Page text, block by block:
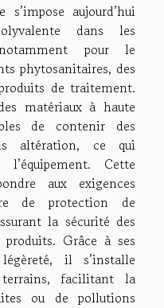
aujourd’hui
dans les
pour le
phytosanitaires, des
de traitement.
matériaux à haute
de contenir des
altération, ce qui
Cette
aux exigences
de protection de
la sécurité des
Grâce à ses
il s’installe
facilitant la
ou de pollutions